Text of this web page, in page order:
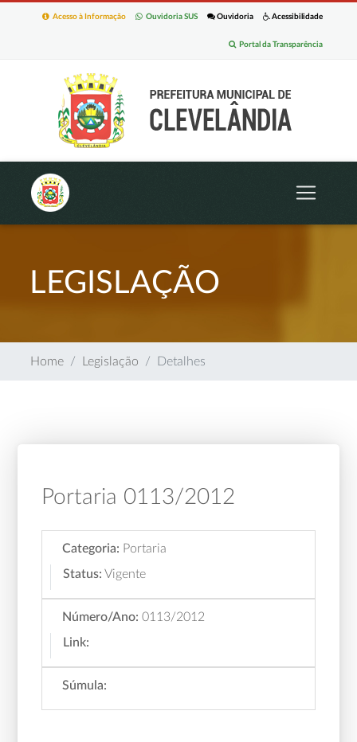
Acessibilidade
Ouvidoria
Ouvidoria SUS
Acesso à Informação
Portal da Transparência
LEGISLAÇÃO
Home Legislação Detalhes
Portaria 0113/2012
Categoria: Portaria
Status: Vigente
Número/Ano: 0113/2012
Link:
Súmula: